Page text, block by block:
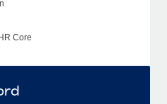
Core